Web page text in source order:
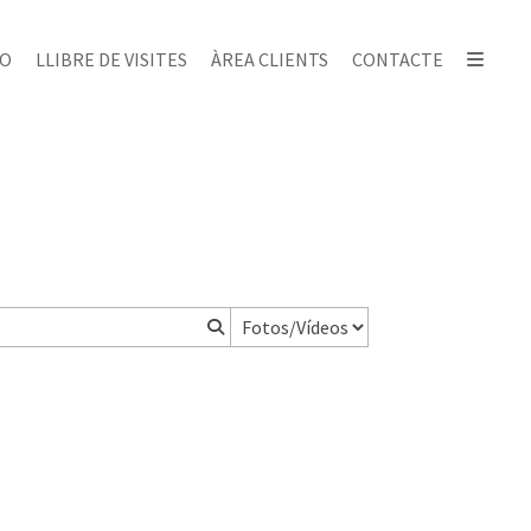
LLIBRE DE VISITES ÀREA CLIENTS CONTACTE